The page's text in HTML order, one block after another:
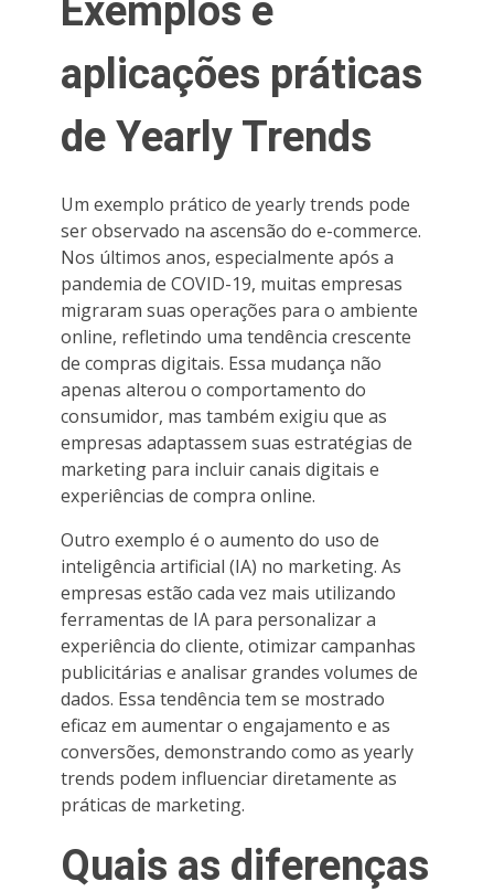
aplicações práticas
de Yearly Trends
Um exemplo prático de yearly trends pode
ser observado na ascensão do e-commerce.
Nos últimos anos, especialmente após a
pandemia de COVID-19, muitas empresas
migraram suas operações para o ambiente
online, refletindo uma tendência crescente
de compras digitais. Essa mudança não
apenas alterou o comportamento do
consumidor, mas também exigiu que as
empresas adaptassem suas estratégias de
marketing para incluir canais digitais e
experiências de compra online.
Outro exemplo é o aumento do uso de
inteligência artificial (IA) no marketing. As
empresas estão cada vez mais utilizando
ferramentas de IA para personalizar a
experiência do cliente, otimizar campanhas
publicitárias e analisar grandes volumes de
dados. Essa tendência tem se mostrado
eficaz em aumentar o engajamento e as
conversões, demonstrando como as yearly
trends podem influenciar diretamente as
práticas de marketing.
Quais as diferenças